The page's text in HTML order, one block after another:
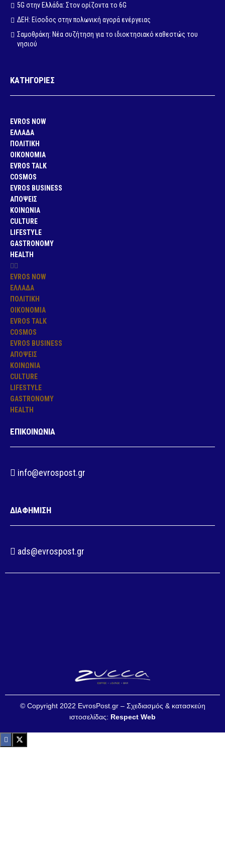
5G στην Ελλάδα: Στον ορίζοντα το 6G
ΔΕΗ: Είσοδος στην πολωνική αγορά ενέργειας
Σαμοθράκη: Νέα συζήτηση για το ιδιοκτησιακό καθεστώς του
νησιού
ΚΑΤΗΓΟΡΙΕΣ
EVROS NOW
ΕΛΛΑΔΑ
ΠΟΛΙΤΙΚΗ
ΟΙΚΟΝΟΜΙΑ
EVROS TALK
COSMOS
EVROS BUSINESS
ΑΠΟΨΕΙΣ
ΚΟΙΝΩΝΙΑ
CULTURE
LIFESTYLE
GASTRONOMY
HEALTH
EVROS NOW
ΕΛΛΑΔΑ
ΠΟΛΙΤΙΚΗ
ΟΙΚΟΝΟΜΙΑ
EVROS TALK
COSMOS
EVROS BUSINESS
ΑΠΟΨΕΙΣ
ΚΟΙΝΩΝΙΑ
CULTURE
LIFESTYLE
GASTRONOMY
HEALTH
ΕΠΙΚΟΙΝΩΝΙΑ
info@evrospost.gr
ΔΙΑΦΗΜΙΣΗ
ads@evrospost.gr
© Copyright 2022 EvrosPost.gr – Σχεδιασμός & κατασκεύη
ιστοσελίδας: Respect Web